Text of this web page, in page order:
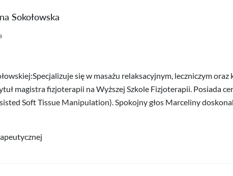
Sokołowska
się w masażu relaksacyjnym, leczniczym
magistra fizjoterapii na Wyższej Szkole Fizjoterapii. Posiada
Soft Tissue Manipulation). Spokojny głos Marceliny